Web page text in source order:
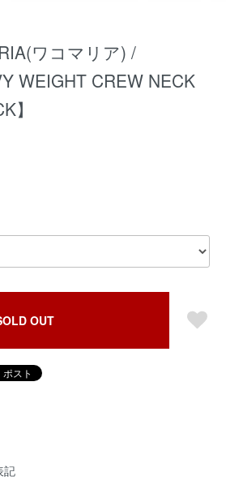
ワコマリア) /
WEIGHT CREW NECK
】
OUT
記